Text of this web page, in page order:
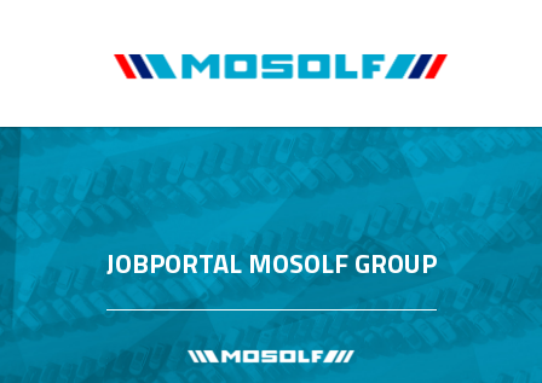
JOBPORTAL MOSOLF GROUP